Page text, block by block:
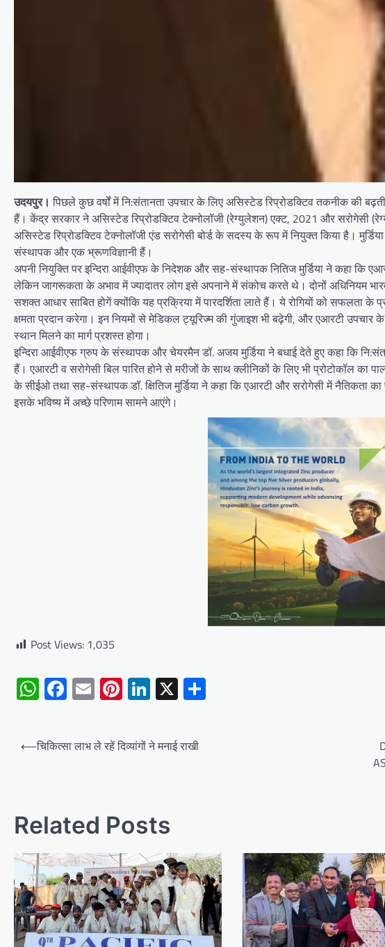
उदयपुर। पिछले कुछ वर्षों में नि:संतानता उपचार के लिए असिस्टेड रिप्रोडक्टिव तकनीक की
हैं। केंद्र सरकार ने असिस्टेड रिप्रोडक्टिव टेक्नोलॉजी (रेग्युलेशन) एक्ट, 2021 और सरोगेसी
असिस्टेड रिप्रोडक्टिव टेक्नोलॉजी एंड सरोगेसी बोर्ड के सदस्य के रूप में नियुक्त किया है।
संस्थापक और एक भ्रूणविज्ञानी हैं।
अपनी नियुक्ति पर इन्दिरा आईवीएफ के निदेशक और सह-संस्थापक नितिज मुर्डिया ने कहा कि
लेकिन जागरूकता के अभाव में ज्यादातर लोग इसे अपनाने में संकोच करते थे। दोनों अधिनियम
सशक्त आधार साबित होगें क्योंकि यह प्रक्रिया में पारदर्शिता लाते हैं। ये रोगियों को सफलता
क्षमता प्रदान करेगा। इन नियमों से मेडिकल ट्यूरिज्म की गुंजाइश भी बढ़ेगी, और एआरटी उपचार
स्थान मिलने का मार्ग प्रशस्त होगा।
इन्दिरा आईवीएफ ग्रुप के संस्थापक और चेयरमैन डॉ. अजय मुर्डिया ने बधाई देते हुए कहा कि
हैं। एआरटी व सरोगेसी बिल पारित होने से मरीजों के साथ क्लीनिकों के लिए भी प्रोटोकॉल का
के सीईओ तथा सह-संस्थापक डॉ. क्षितिज मुर्डिया ने कहा कि एआरटी और सरोगेसी में नैतिकता
इसके भविष्य में अच्छे परिणाम सामने आएंगे।
Post Views: 1,035
WhatsApp
Facebook
EmailPinterest
LinkedIn
X
Post
⟵चिकित्सा लाभ ले रहें दिव्यांगों ने मनाई राखी
Related Posts